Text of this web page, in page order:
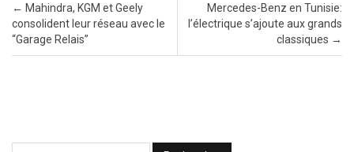
Post navigation
← Mahindra, KGM et Geely
consolident leur réseau avec le
“Garage Relais”
Mercedes-Benz en Tunisie:
l’électrique s’ajoute aux grands
classiques →